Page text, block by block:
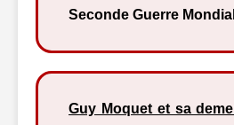
Seconde Guerre
Guy Moquet et sa